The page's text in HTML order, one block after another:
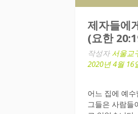
제자들에
(요한
작성자 서울교
2020년 4월 16
어느 집에 예
그들은 사람들